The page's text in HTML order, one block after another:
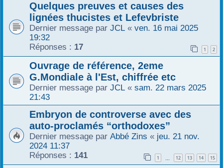
Quelques preuves et causes des
lignées thucistes et Lefevbriste
Dernier message par JCL « ven. 16 mai 2025
19:32
Réponses : 17 1 2
Ouvrage de référence, 2eme
G.Mondiale à l'Est, chiffrée etc
Dernier message par JCL « sam. 22 mars 2025
21:43
Embryon de controverse avec des
auto-proclamés “orthodoxes”
Dernier message par Abbé Zins « jeu. 21 nov.
2024 11:37
Réponses : 141 1 … 12 13 14 15